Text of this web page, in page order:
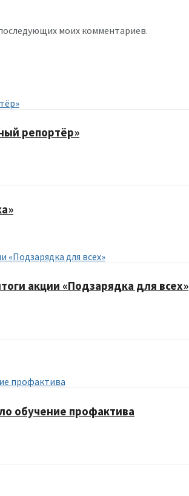
моих комментариев.
репортёр»
акции «Подзарядка для всех»
обучение профактива